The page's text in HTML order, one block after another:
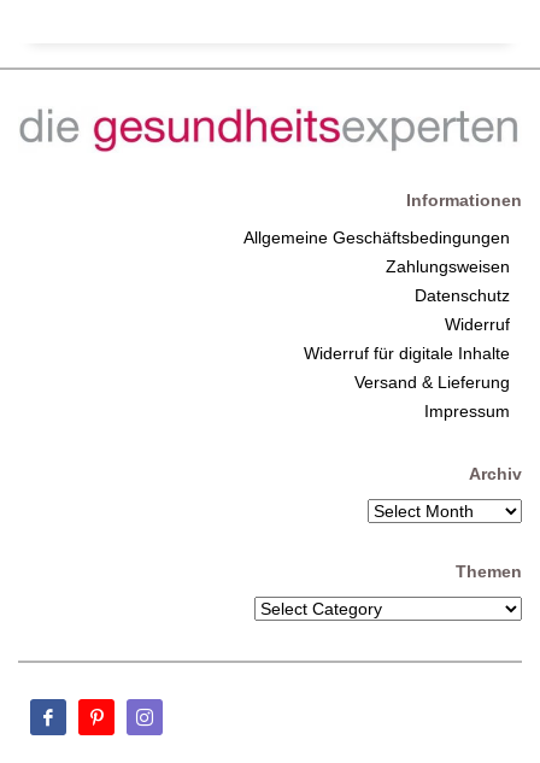
Informationen
Allgemeine Geschäftsbedingungen
Zahlungsweisen
Datenschutz
Widerruf
Widerruf für digitale Inhalte
Versand & Lieferung
Impressum
Archiv
Themen